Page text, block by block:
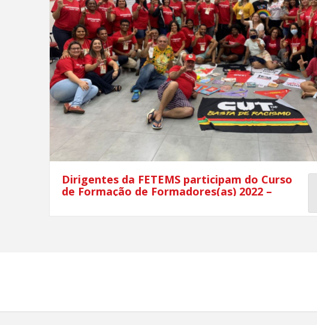
Dirigentes da FETEMS participam do Curso
de Formação de Formadores(as) 2022 –